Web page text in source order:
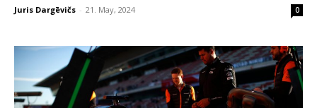
Juris Dargēvičs - 21. May, 2024 0